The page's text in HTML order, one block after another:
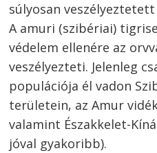
súlyosan
A amuri (szibériai)
védelem ellenére az
veszélyezteti. Jelenleg
populációja él vadon
területein, az Amur
valamint Északkelet-
jóval gyakoribb).